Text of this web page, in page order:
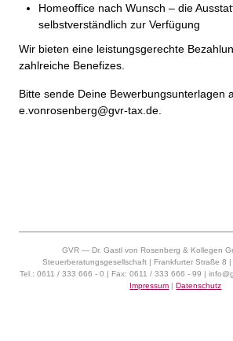
Homeoffice nach Wunsch – die
selbstverständlich zur Verfügung
Wir bieten eine leistungsgerechte
zahlreiche Benefizes.
Bitte sende Deine Bewerbungsunterlagen
e.vonrosenberg@gvr-tax.de.
GVR — Dr. Gastl von Rosenberg & Kollegen
Steuerberatungsgesellschaft | Frankfurter Straße 8
Tel.: 0611 / 333 666 - 0 | Fax: 0611 / 333 666 - 99 |
Impressum |Datenschutz